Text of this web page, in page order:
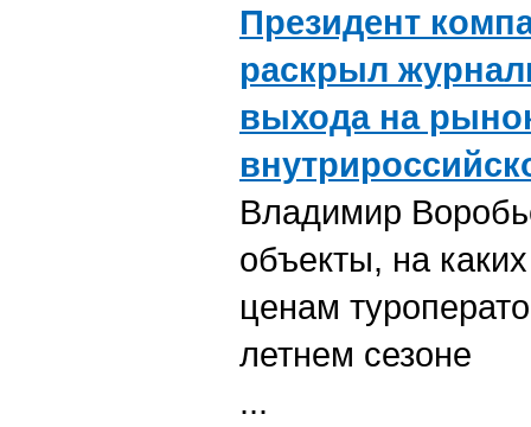
Президент
раскрыл
выхода на
Владимир
объекты, на
ценам
летнем сезоне
...